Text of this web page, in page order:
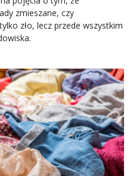
zmieszane, czy
zło, lecz przede wszystkim